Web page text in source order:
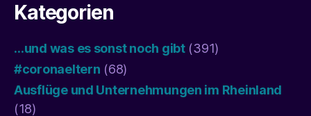
Kategorien
…und was es sonst noch gibt(391)
#coronaeltern (68)
Ausflüge und Unternehmungen im Rheinland
(18)